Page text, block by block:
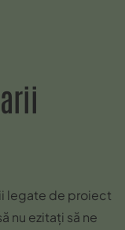
legate de proiect
nu ezitați să ne